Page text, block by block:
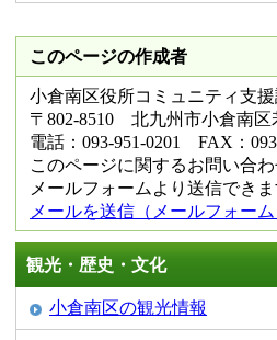
このページの作成者
小倉南区役所コミュニティ支援
〒802-8510 北九州市小倉南区
電話：093-951-0201 FAX：
このページに関するお問い合
メールフォームより送信できま
メールを送信（メールフォーム
観光・歴史・文化
小倉南区の観光情報